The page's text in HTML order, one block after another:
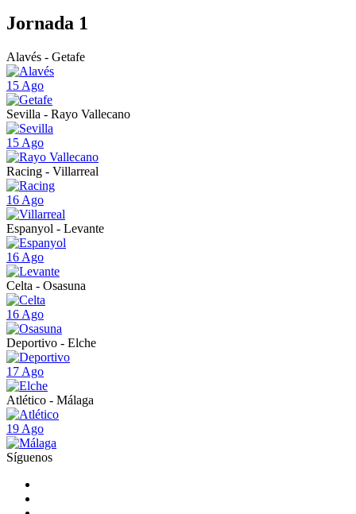
Jornada 1
Alavés - Getafe
15 Ago
Sevilla - Rayo Vallecano
15 Ago
Racing - Villarreal
16 Ago
Espanyol - Levante
16 Ago
Celta - Osasuna
16 Ago
Deportivo - Elche
17 Ago
Atlético - Málaga
19 Ago
Síguenos